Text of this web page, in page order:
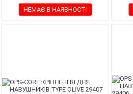
НЕМАЄ В НАЯВНОСТІ